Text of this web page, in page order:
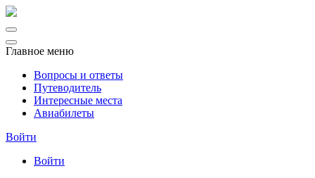
Главное меню
Вопросы и ответы
Путеводитель
Интересные места
Авиабилеты
Войти
Войти